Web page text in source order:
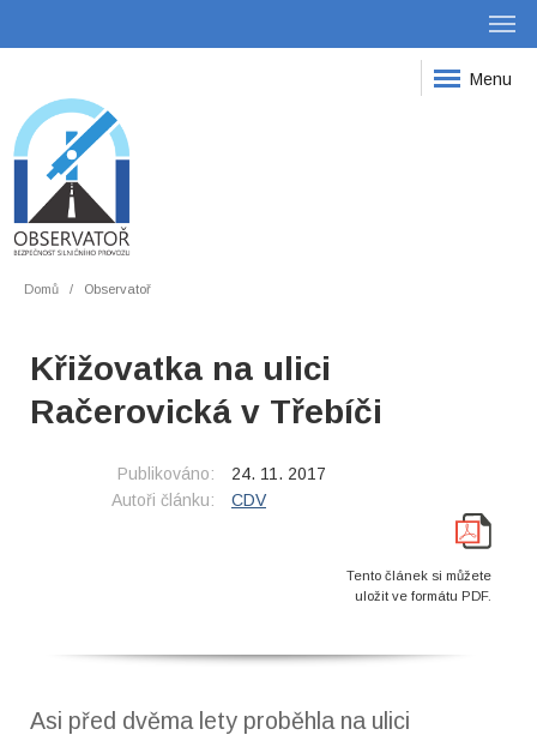
Menu
Domů Observatoř
Křižovatka na ulici
Račerovická v Třebíči
Publikováno:
24. 11. 2017
Autoři článku:
CDV
Tento článek si můžete
uložit ve formátu PDF.
Asi před dvěma lety proběhla na ulici